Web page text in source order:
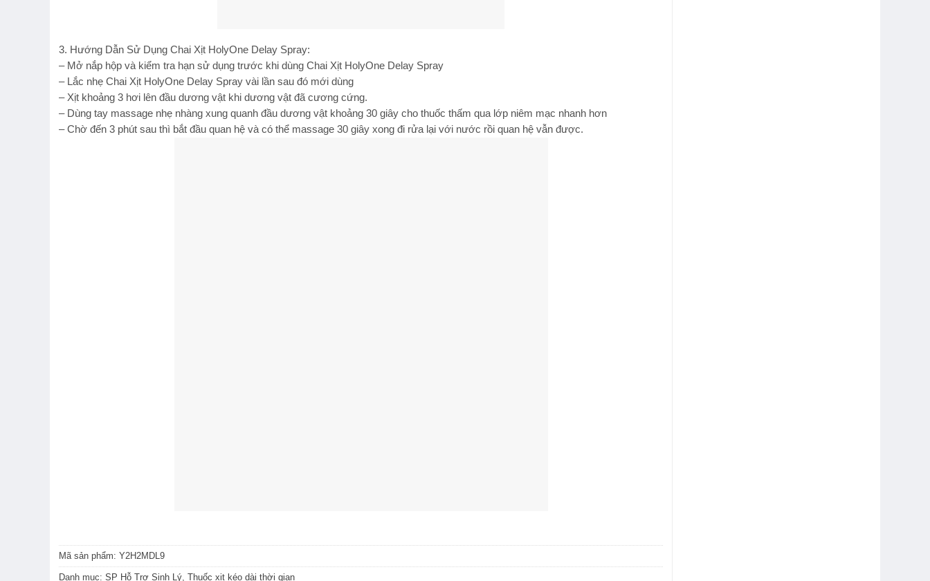
3. Hướng Dẫn Sử Dụng Chai Xịt HolyOne Delay Spray:
– Mở nắp hộp và kiểm tra hạn sử dụng trước khi dùng Chai Xịt HolyOne Delay Spray
– Lắc nhẹ Chai Xịt HolyOne Delay Spray vài lần sau đó mới dùng
– Xịt khoảng 3 hơi lên đầu dương vật khi dương vật đã cương cứng.
– Dùng tay massage nhẹ nhàng xung quanh đầu dương vật khoảng 30 giây cho thuốc thấm qua lớp niêm mạc nhanh hơn
– Chờ đến 3 phút sau thì bắt đầu quan hệ và có thể massage 30 giây xong đi rửa lại với nước rồi quan hệ vẫn được.
Mã sản phẩm: Y2H2MDL9
Danh mục: SP Hỗ Trợ Sinh Lý Thuốc xịt kéo dài thời gian